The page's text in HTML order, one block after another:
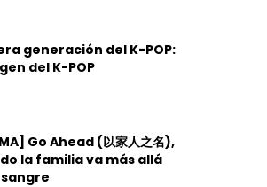
generación del K-POP:
del K-POP
Go Ahead (以家人之名),
la familia va más allá